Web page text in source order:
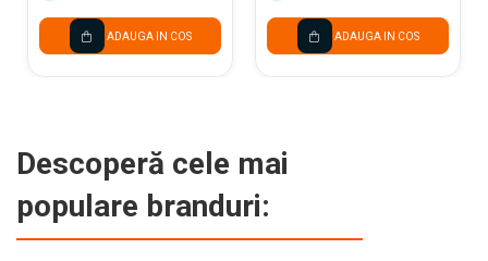
ADAUGA IN COS ADAUGA IN COS
Descoperă cele mai
populare branduri: